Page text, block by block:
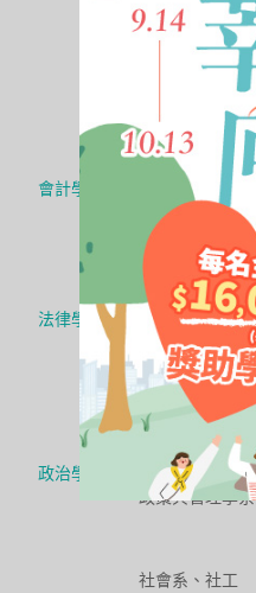
會計學系
會計系、會計資
訊學系、國貿系
法律學系
法律學系
政治學群
政治學系、公共
行政學系、行政
管理學系、公共
事務學系、公共
政策與管理學系
社會系、社工